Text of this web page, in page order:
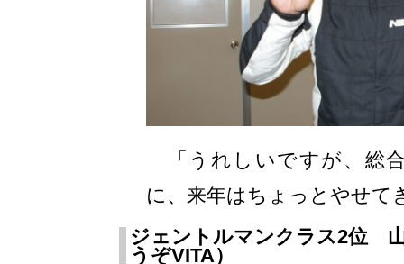
「うれしいですが、総
に、来年はちょっとやせて
ジェントルマンクラス2位
うぞVITA）